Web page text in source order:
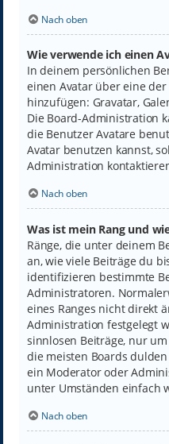
Nach oben
Wie verwende ich einen
In deinem persönlichen
einen Avatar über eine
hinzufügen: Gravatar,
Die Board-Administration
die Benutzer Avatare
Avatar benutzen kannst,
Administration
Nach oben
Was ist mein Rang und
Ränge, die unter deinem
an, wie viele Beiträge du
identifizieren bestimmte
Administratoren.
eines Ranges nicht direkt
Administration festgelegt
sinnlosen Beiträge, nur
die meisten Boards
ein Moderator oder
unter Umständen einfach
Nach oben